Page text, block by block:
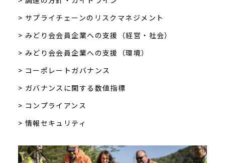
> サプライチェーンのリスクマネジメント
> みどり会会員企業への支援（経営・社会）
> みどり会会員企業への支援（環境）
> コーポレートガバナンス
> ガバナンスに関する数値指標
> コンプライアンス
> 情報セキュリティ